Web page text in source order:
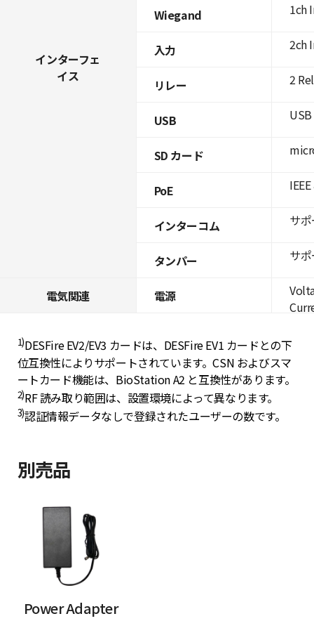
インターフェ
イス
Wiegand
入力
リレー
USB
SD カード
PoE
インターコム
タンパー
電気関連 電源
1ch
2ch
2
サ
サ
1)DESFire EV2/EV3 カードは、DESFire EV1 カードとの下
位互換性によりサポートされています。CSN およびスマ
ートカード機能は、BioStation A2 と互換性があります。
2)RF 読み取り範囲は、設置環境によって異なります。
3)認証情報データなしで登録されたユーザーの数です。
別売品
Power Adapter